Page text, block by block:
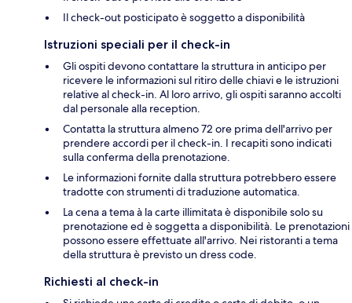
Il check-out posticipato è soggetto a disponibilità
Istruzioni speciali per il check-in
Gli ospiti devono contattare la struttura in anticipo per
ricevere le informazioni sul ritiro delle chiavi e le istruzioni
relative al check-in. Al loro arrivo, gli ospiti saranno accolti
dal personale alla reception.
Contatta la struttura almeno 72 ore prima dell'arrivo per
prendere accordi per il check-in. I recapiti sono indicati
sulla conferma della prenotazione.
Le informazioni fornite dalla struttura potrebbero essere
tradotte con strumenti di traduzione automatica.
La cena a tema à la carte illimitata è disponibile solo su
prenotazione ed è soggetta a disponibilità. Le prenotazioni
possono essere effettuate all'arrivo. Nei ristoranti a tema
della struttura è previsto un dress code.
Richiesti al check-in